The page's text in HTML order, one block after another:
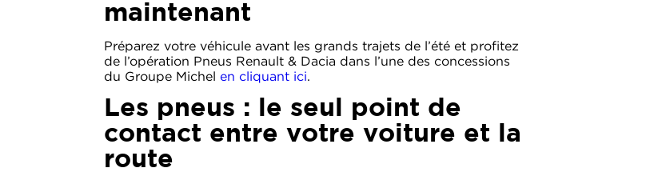
maintenant
Préparez votre véhicule avant les grands trajets de l’été et profitez
de l’opération Pneus Renault & Dacia dans l’une des concessions
du Groupe Michel en cliquant ici.
Les pneus : le seul point de
contact entre votre voiture et la
route